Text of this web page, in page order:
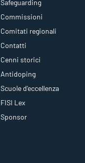
Safeguarding
Commissioni
Comitati regionali
Contatti
Cenni storici
Antidoping
Scuole d'eccellenza
FISI Lex
Sponsor